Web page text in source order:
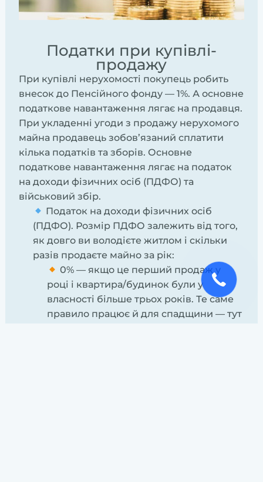
Податки при купівлі-
продажу
При купівлі нерухомості покупець робить
внесок до Пенсійного фонду — 1%. А основне
податкове навантаження лягає на продавця.
При укладенні угоди з продажу нерухомого
майна продавець зобов’язаний сплатити
кілька податків та зборів. Основне
податкове навантаження лягає на податок
на доходи фізичних осіб (ПДФО) та
військовий збір.
Податок на доходи фізичних осіб
(ПДФО). Розмір ПДФО залежить від того,
як довго ви володієте житлом і скільки
разів продаєте майно за рік:
0% — якщо це перший продаж у
році і квартира/будинок були у
власності більше трьох років. Те саме
правило працює й для спадщини — тут